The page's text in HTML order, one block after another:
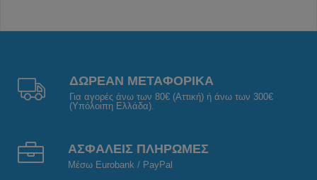
ΔΩΡΕΑΝ ΜΕΤΑΦΟΡΙΚΑ
Για αγορές άνω των 80€ (Αττική) ή άνω των 300€
(Υπόλοιπη Ελλάδα).
ΑΣΦΑΛΕΙΣ ΠΛΗΡΩΜΕΣ
Μέσω Eurobank / PayPal